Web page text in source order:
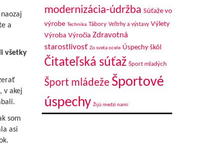
a
všetky
v akej
som
asi
modernizácia-údržba Súťaže vo
výrobe Technika Tábory Veľtrhy a výstavy Výlety
Výroba Výročia Zdravotná
starostlivosť Zo sveta ocele Úspechy škôl
Čitateľská súťaž Šport mladých
Šport mládeže Športové
úspechy Žijú medzi nami